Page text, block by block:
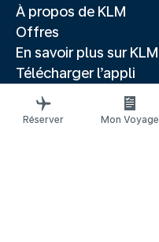
À propos de KLM
Offres
En savoir plus sur KLM
Télécharger l’appli
Sites Web associés
Guides de voyage
Réserver Mon Voyage